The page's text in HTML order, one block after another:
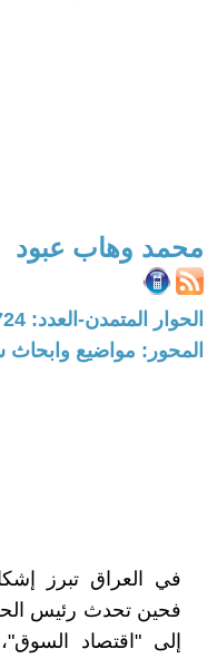
محمد وهاب عبود
الحوار المتمدن-العدد: 8724 - 2026 / 6 / 2 - 18:12
المحور: مواضيع وابحاث
في العراق تبرز
فحين تحدث رئيس
إلى "اقتصاد